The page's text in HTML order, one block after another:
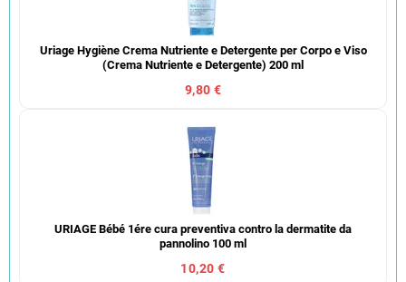
Uriage Hygiène Crema Nutriente e Detergente per Corpo e Viso
(Crema Nutriente e Detergente) 200 ml
9,80 €
URIAGE Bébé 1ére cura preventiva contro la dermatite da
pannolino 100 ml
10,20 €